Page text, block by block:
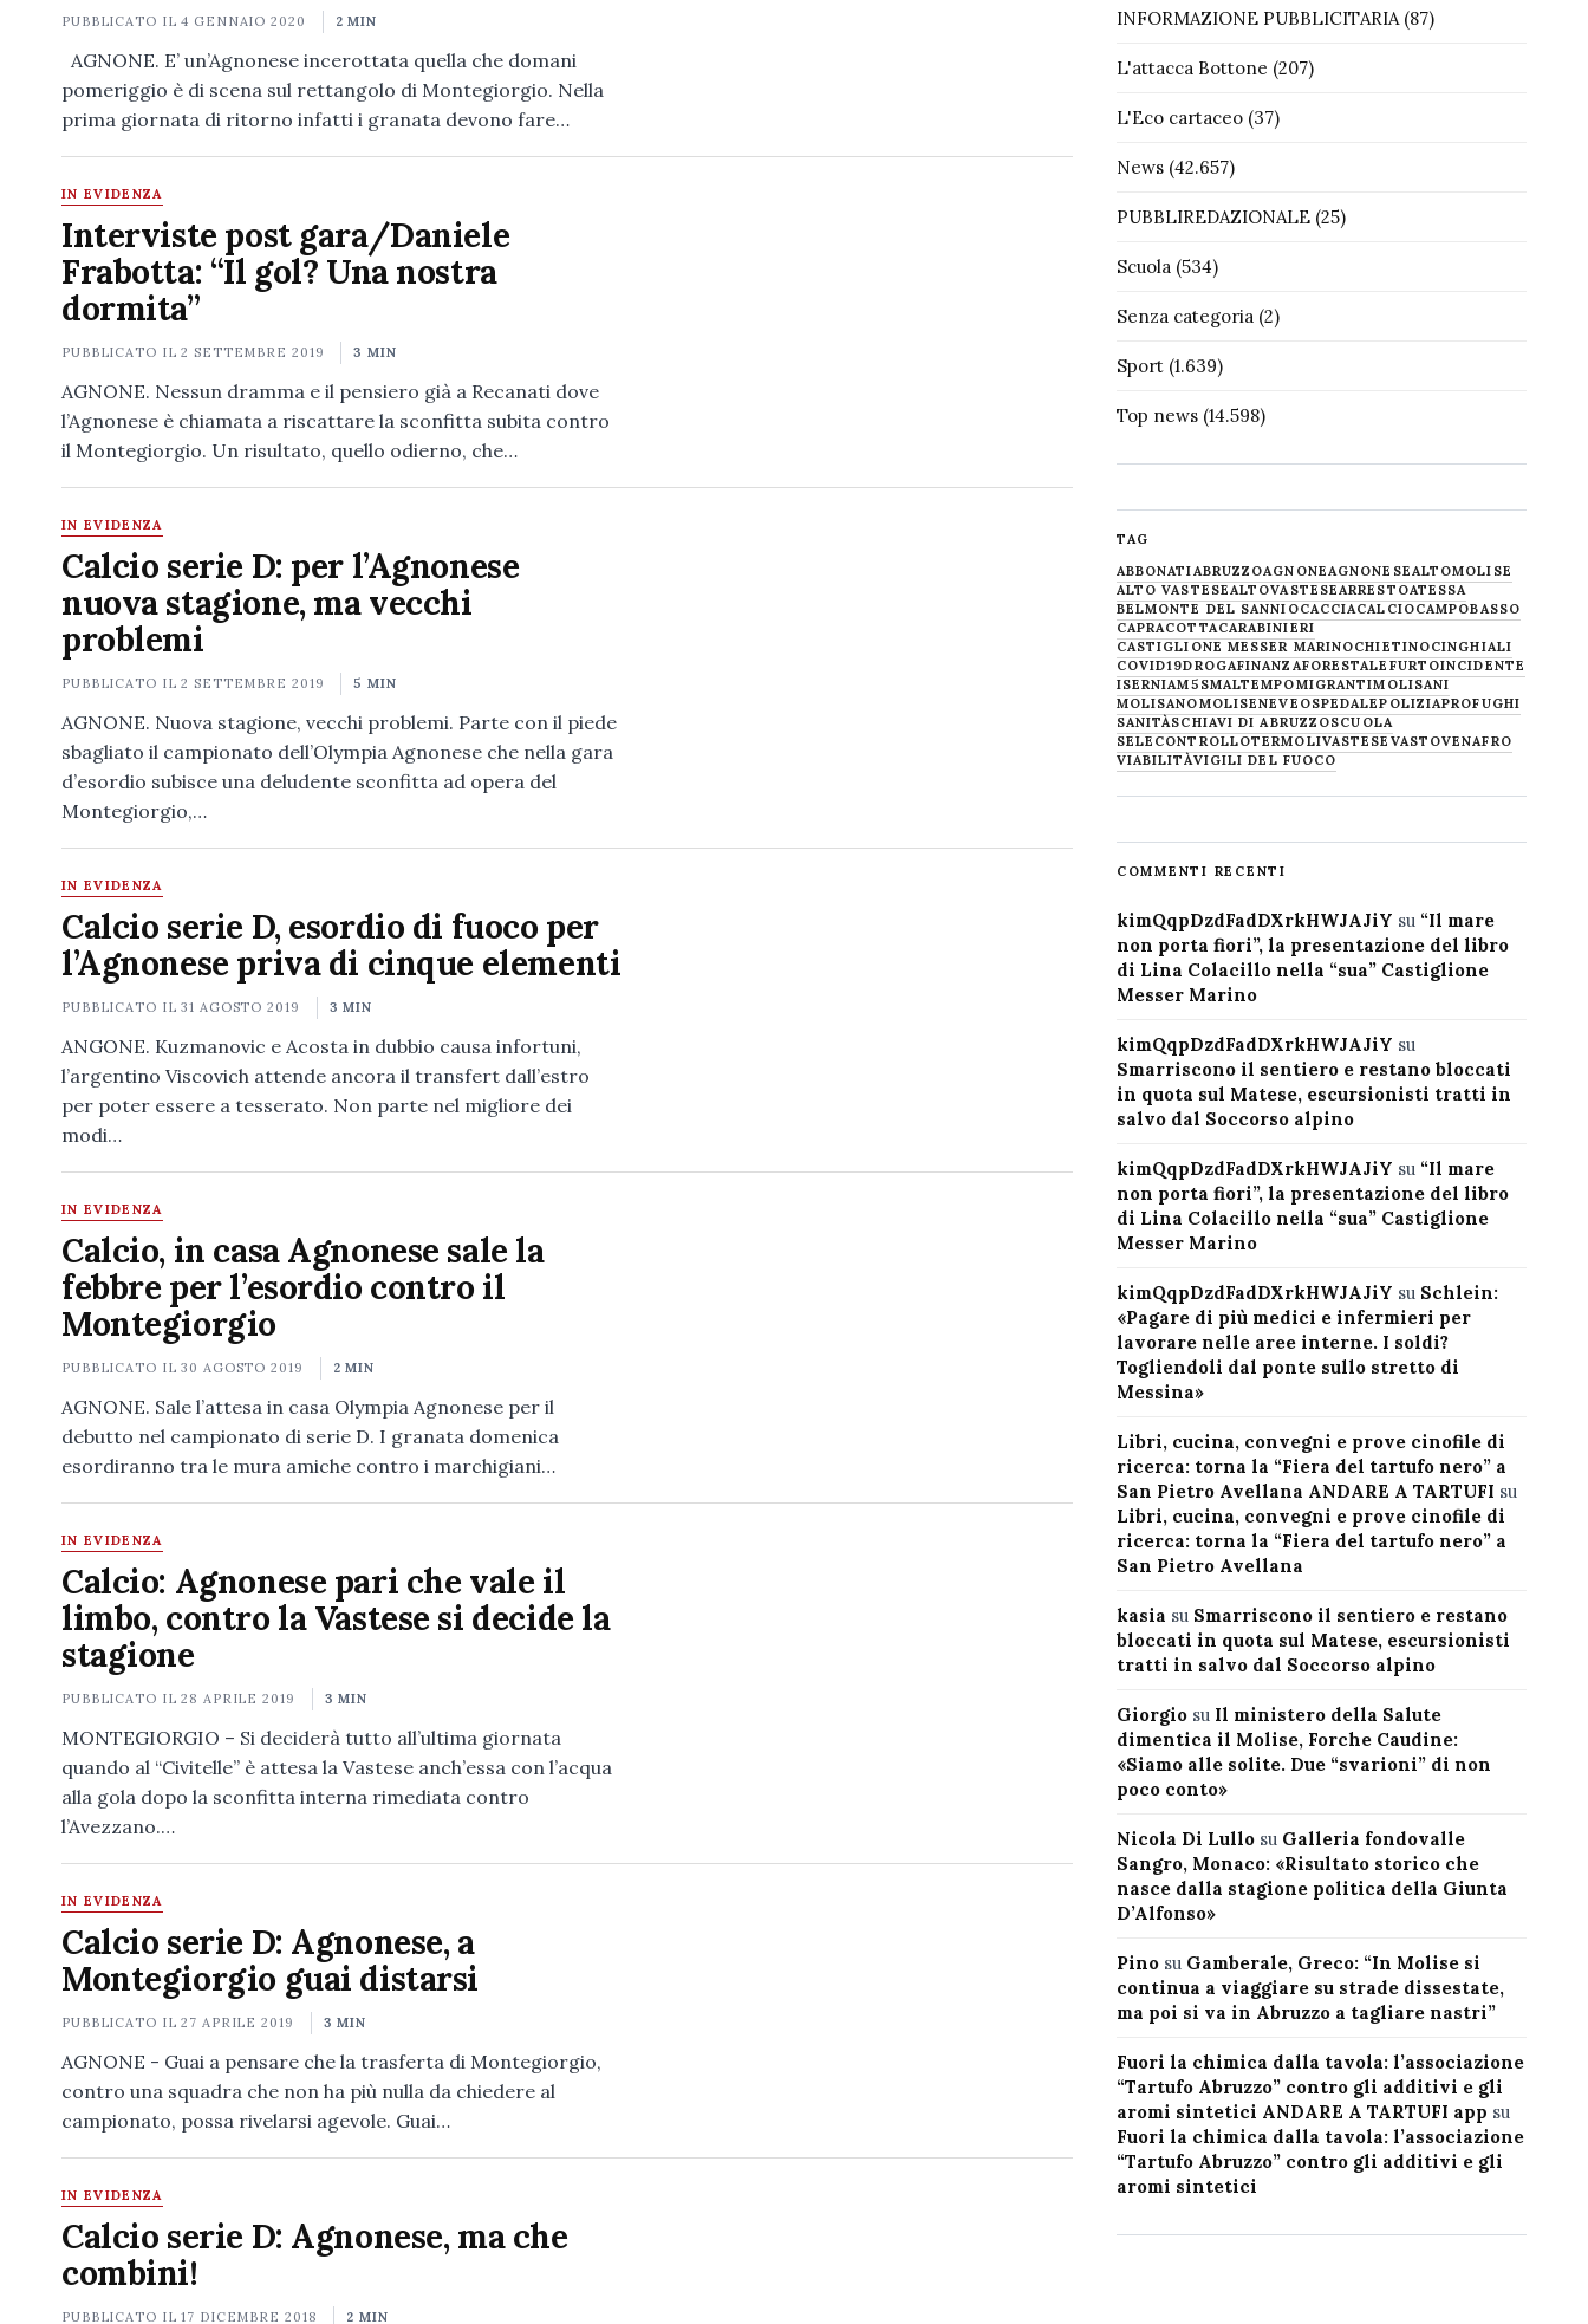
PUBBLICATO IL4 GENNAIO 2020 2 MIN
AGNONE. E’ un’Agnonese incerottata quella che domani
pomeriggio è di scena sul rettangolo di Montegiorgio. Nella
prima giornata di ritorno infatti i granata devono fare…
IN EVIDENZA
Interviste post gara/Daniele
Frabotta: “Il gol? Una nostra
dormita”
PUBBLICATO IL2 SETTEMBRE 2019 3 MIN
AGNONE. Nessun dramma e il pensiero già a Recanati dove
l’Agnonese è chiamata a riscattare la sconfitta subita contro
il Montegiorgio. Un risultato, quello odierno, che…
IN EVIDENZA
Calcio serie D: per l’Agnonese
nuova stagione, ma vecchi
problemi
PUBBLICATO IL2 SETTEMBRE 2019 5 MIN
AGNONE. Nuova stagione, vecchi problemi. Parte con il piede
sbagliato il campionato dell’Olympia Agnonese che nella gara
d’esordio subisce una deludente sconfitta ad opera del
Montegiorgio,…
IN EVIDENZA
Calcio serie D, esordio di fuoco per
l’Agnonese priva di cinque elementi
PUBBLICATO IL31 AGOSTO 2019 3 MIN
ANGONE. Kuzmanovic e Acosta in dubbio causa infortuni,
l’argentino Viscovich attende ancora il transfert dall’estro
per poter essere a tesserato. Non parte nel migliore dei
modi…
IN EVIDENZA
Calcio, in casa Agnonese sale la
febbre per l’esordio contro il
Montegiorgio
PUBBLICATO IL30 AGOSTO 2019 2 MIN
AGNONE. Sale l’attesa in casa Olympia Agnonese per il
debutto nel campionato di serie D. I granata domenica
esordiranno tra le mura amiche contro i marchigiani…
IN EVIDENZA
Calcio: Agnonese pari che vale il
limbo, contro la Vastese si decide la
stagione
PUBBLICATO IL28 APRILE 2019 3 MIN
MONTEGIORGIO – Si deciderà tutto all’ultima giornata
quando al “Civitelle” è attesa la Vastese anch’essa con l’acqua
alla gola dopo la sconfitta interna rimediata contro
l’Avezzano.…
IN EVIDENZA
Calcio serie D: Agnonese, a
Montegiorgio guai distarsi
PUBBLICATO IL27 APRILE 2019 3 MIN
AGNONE - Guai a pensare che la trasferta di Montegiorgio,
contro una squadra che non ha più nulla da chiedere al
campionato, possa rivelarsi agevole. Guai…
IN EVIDENZA
Calcio serie D: Agnonese, ma che
combini!
PUBBLICATO IL17 DICEMBRE 2018 2 MIN
INFORMAZIONE PUBBLICITARIA(87)
L'attacca Bottone (207)
L'Eco cartaceo(37)
News(42.657)
PUBBLIREDAZIONALE(25)
Scuola(534)
Senza categoria(2)
Sport(1.639)
Top news(14.598)
TAG
ABBONATIABRUZZOAGNONEAGNONESEALTOMOLISE
ALTO VASTESEALTOVASTESEARRESTOATESSA
BELMONTE DEL SANNIOCACCIACALCIOCAMPOBASSO
CAPRACOTTACARABINIERI
CASTIGLIONE MESSER MARINOCHIETINOCINGHIALI
COVID19DROGAFINANZAFORESTALE FURTOINCIDENTE
ISERNIAM5SMALTEMPOMIGRANTIMOLISANI
MOLISANOMOLISENEVE OSPEDALEPOLIZIAPROFUGHI
SANITÀSCHIAVI DI ABRUZZOSCUOLA
SELECONTROLLOTERMOLIVASTESE VASTOVENAFRO
VIABILITÀVIGILI DEL FUOCO
COMMENTI RECENTI
kimQqpDzdFadDXrkHWJAJiY su “Il mare
non porta fiori”, la presentazione del libro
di Lina Colacillo nella “sua” Castiglione
Messer Marino
kimQqpDzdFadDXrkHWJAJiY su
Smarriscono il sentiero e restano bloccati
in quota sul Matese, escursionisti tratti in
salvo dal Soccorso alpino
kimQqpDzdFadDXrkHWJAJiY su “Il mare
non porta fiori”, la presentazione del libro
di Lina Colacillo nella “sua” Castiglione
Messer Marino
kimQqpDzdFadDXrkHWJAJiY su Schlein:
«Pagare di più medici e infermieri per
lavorare nelle aree interne. I soldi?
Togliendoli dal ponte sullo stretto di
Messina»
Libri, cucina, convegni e prove cinofile di
ricerca: torna la “Fiera del tartufo nero” a
San Pietro Avellana ANDARE A TARTUFI su
Libri, cucina, convegni e prove cinofile di
ricerca: torna la “Fiera del tartufo nero” a
San Pietro Avellana
kasia su Smarriscono il sentiero e restano
bloccati in quota sul Matese, escursionisti
tratti in salvo dal Soccorso alpino
Giorgiosu Il ministero della Salute
dimentica il Molise, Forche Caudine:
«Siamo alle solite. Due “svarioni” di non
poco conto»
Nicola Di Lullosu Galleria fondovalle
Sangro, Monaco: «Risultato storico che
nasce dalla stagione politica della Giunta
D’Alfonso»
Pinosu Gamberale, Greco: “In Molise si
continua a viaggiare su strade dissestate,
ma poi si va in Abruzzo a tagliare nastri”
Fuori la chimica dalla tavola: l’associazione
“Tartufo Abruzzo” contro gli additivi e gli
aromi sintetici ANDARE A TARTUFI app su
Fuori la chimica dalla tavola: l’associazione
“Tartufo Abruzzo” contro gli additivi e gli
aromi sintetici